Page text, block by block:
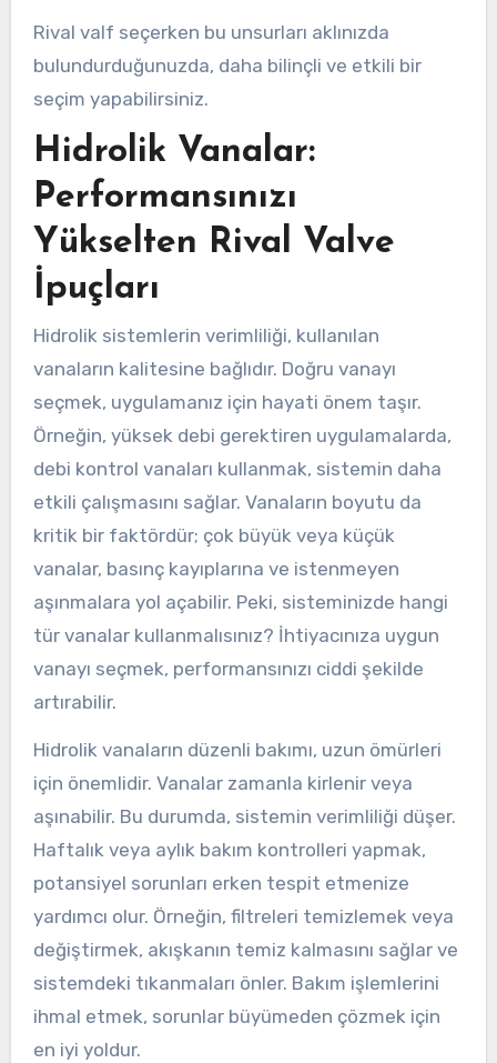
Rival valf seçerken bu unsurları aklınızda
bulundurduğunuzda, daha bilinçli ve etkili bir
seçim yapabilirsiniz.
Hidrolik Vanalar:
Performansınızı
Yükselten Rival Valve
İpuçları
Hidrolik sistemlerin verimliliği, kullanılan
vanaların kalitesine bağlıdır. Doğru vanayı
seçmek, uygulamanız için hayati önem taşır.
Örneğin, yüksek debi gerektiren uygulamalarda,
debi kontrol vanaları kullanmak, sistemin daha
etkili çalışmasını sağlar. Vanaların boyutu da
kritik bir faktördür; çok büyük veya küçük
vanalar, basınç kayıplarına ve istenmeyen
aşınmalara yol açabilir. Peki, sisteminizde hangi
tür vanalar kullanmalısınız? İhtiyacınıza uygun
vanayı seçmek, performansınızı ciddi şekilde
artırabilir.
Hidrolik vanaların düzenli bakımı, uzun ömürleri
için önemlidir. Vanalar zamanla kirlenir veya
aşınabilir. Bu durumda, sistemin verimliliği düşer.
Haftalık veya aylık bakım kontrolleri yapmak,
potansiyel sorunları erken tespit etmenize
yardımcı olur. Örneğin, filtreleri temizlemek veya
değiştirmek, akışkanın temiz kalmasını sağlar ve
sistemdeki tıkanmaları önler. Bakım işlemlerini
ihmal etmek, sorunlar büyümeden çözmek için
en iyi yoldur.